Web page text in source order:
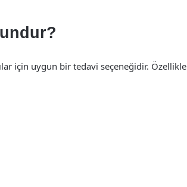
için uygun bir tedavi seçeneğidir. Özellikle